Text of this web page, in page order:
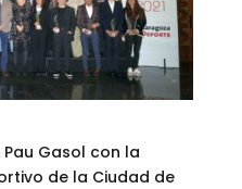
Gasol con la
de la Ciudad de